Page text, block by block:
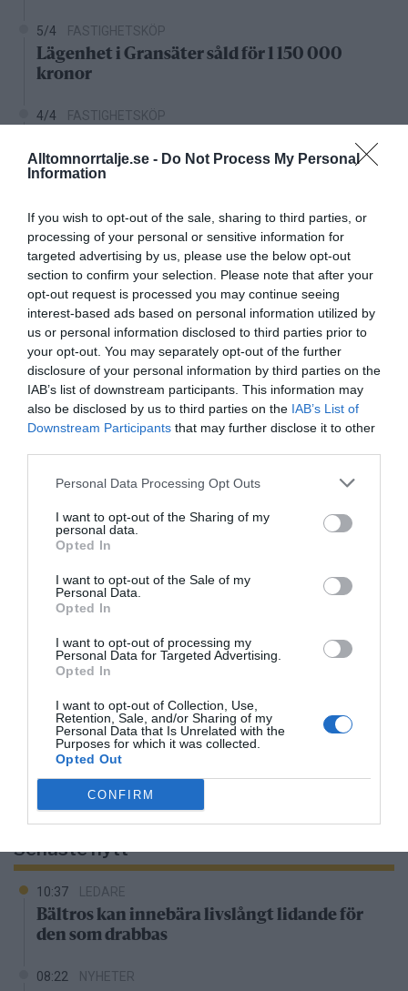
Alltomnorrtalje.se - Do Not Process My Personal
Information
If you wish to opt-out of the sale, sharing to third parties, or
processing of your personal or sensitive information for
targeted advertising by us, please use the below opt-out
section to confirm your selection. Please note that after your
opt-out request is processed you may continue seeing
interest-based ads based on personal information utilized by
us or personal information disclosed to third parties prior to
your opt-out. You may separately opt-out of the further
disclosure of your personal information by third parties on the
IAB’s list of downstream participants. This information may
also be disclosed by us to third parties on the IAB’s List of
Downstream Participants that may further disclose it to other
Personal Data Processing Opt Outs
I want to opt-out of the Sharing of my
personal data.
Opted In
I want to opt-out of the Sale of my
Personal Data.
Opted In
I want to opt-out of processing my
Personal Data for Targeted Advertising.
Opted In
I want to opt-out of Collection, Use,
Retention, Sale, and/or Sharing of my
Personal Data that Is Unrelated with the
Purposes for which it was collected.
Opted Out
CONFIRM
5/4 FASTIGHETSKÖP
Lägenhet i Gransäter såld för 1 150 000
kronor
4/4 FASTIGHETSKÖP
kronor
27/4 NYA BOLAG
KGT Fastighet AB registrerat –
fastighetsbolag i Rimbo
NYA BOLAG
Panthalassa Åre AB registrerat –
fastighetsförvaltning i Yxlan
25/3 NYA BOLAG
Nytt fastighetsförvaltningsbolag registerat i
Norrtälje
Trålen 24 AB registrerat
NordHem Måleri AB registrerat –
måleriföretag i Norrtälje
Lokalt väder
26°C
08:00 09:00
28°C
10:00 11:00
Senaste nytt
10:37 LEDARE
Bältros kan innebära livslångt lidande för
den som drabbas
08:22 NYHETER